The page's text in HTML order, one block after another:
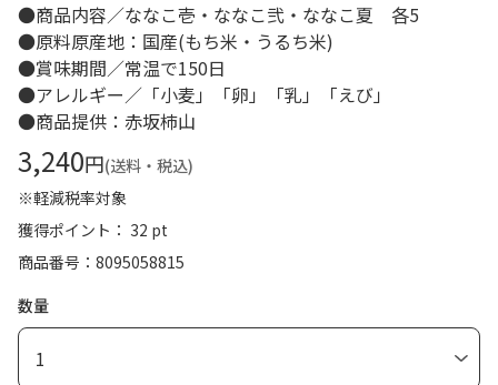
●商品内容／ななこ壱・ななこ弐・ななこ夏 各5
●原料原産地：国産(もち米・うるち米)
●賞味期間／常温で150日
●アレルギー／「小麦」「卵」「乳」「えび」
●商品提供：赤坂柿山
3,240円(送料・税込)
※軽減税率対象
獲得ポイント： 32 pt
商品番号
8095058815
数量
1